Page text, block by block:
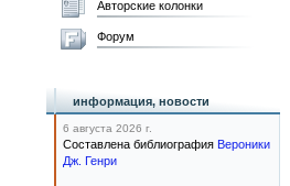
Авторские колонки
Форум
информация, новости
6 августа 2026 г.
Составлена библиография Вероники
Дж. Генри